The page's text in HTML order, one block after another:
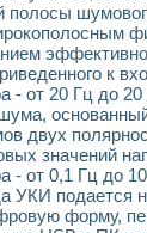
полосы
к
- от 20 Гц до
двух
значений
- от 0,1 Гц до
УКИ подается
форму,